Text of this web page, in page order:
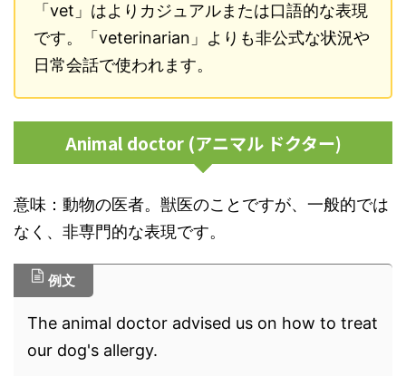
「vet」はよりカジュアルまたは口語的な表現
です。「veterinarian」よりも非公式な状況や
日常会話で使われます。
Animal doctor (アニマル ドクター)
意味：動物の医者。獣医のことですが、一般的では
なく、非専門的な表現です。
例文
The animal doctor advised us on how to treat
our dog's allergy.